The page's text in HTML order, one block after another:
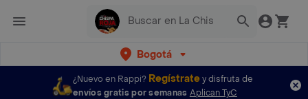
Bogotá
¿Nuevo en Rappi? Regístratey disfruta de
envíos gratis por semanas Aplican TyC